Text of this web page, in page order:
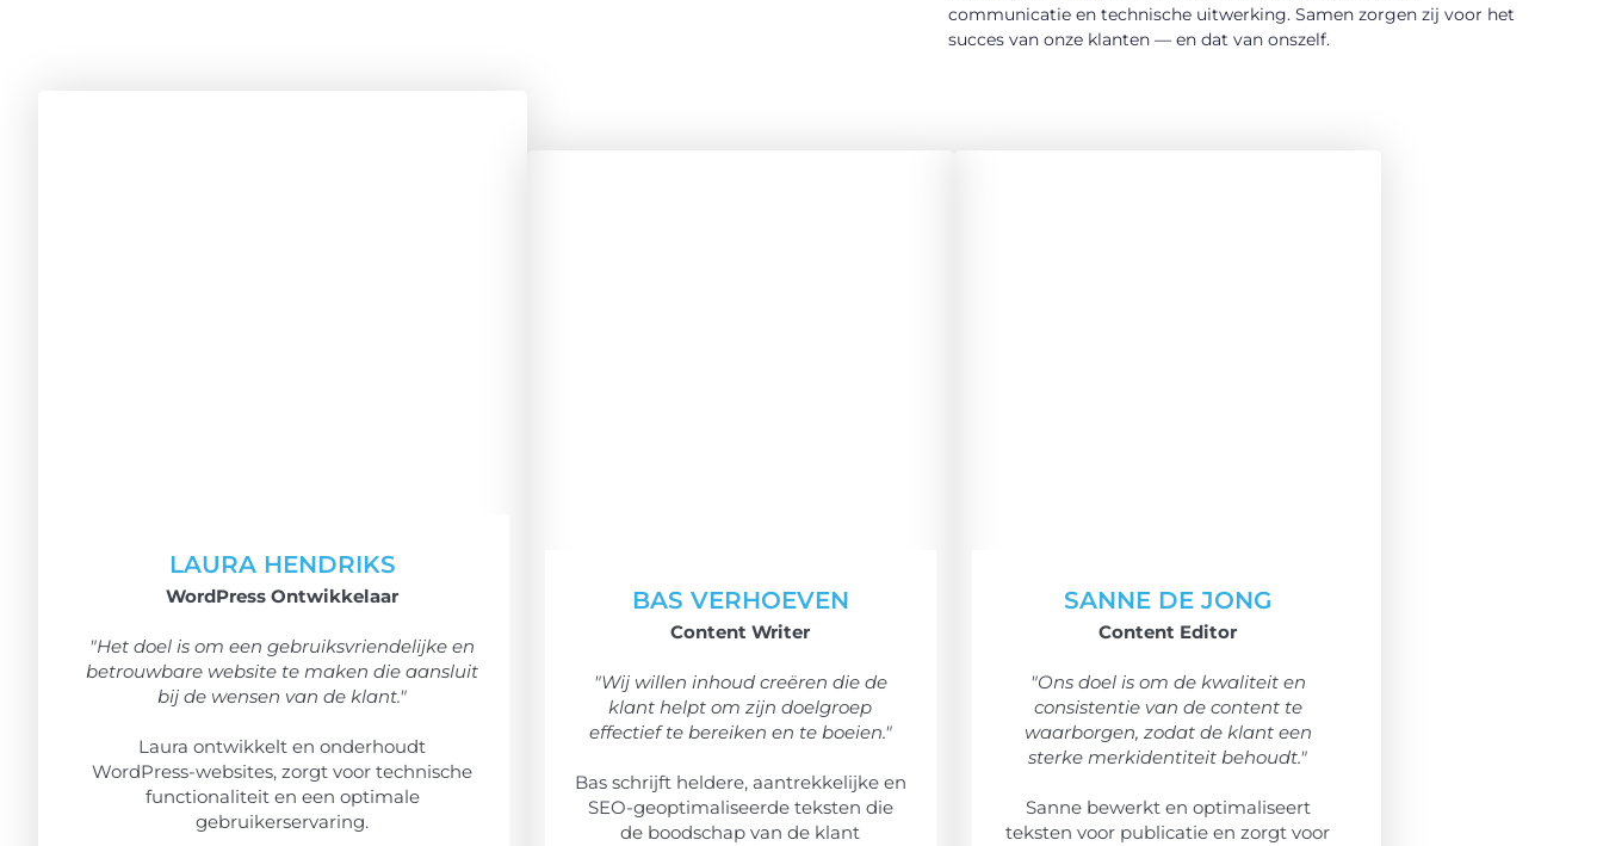
communicatie en technische uitwerking. Samen zorgen zij voor het
succes van onze klanten — en dat van onszelf.
LAURA HENDRIKS
WordPress Ontwikkelaar
"Het doel is om een gebruiksvriendelijke en
betrouwbare website te maken die aansluit
bij de wensen van de klant."
Laura ontwikkelt en onderhoudt
WordPress-websites, zorgt voor technische
functionaliteit en een optimale
gebruikerservaring.
BAS VERHOEVEN
Content Writer
"Wij willen inhoud creëren die de
klant helpt om zijn doelgroep
effectief te bereiken en te boeien."
Bas schrijft heldere, aantrekkelijke en
SEO-geoptimaliseerde teksten die
de boodschap van de klant
SANNE DE JONG
Content Editor
"Ons doel is om de kwaliteit en
consistentie van de content te
waarborgen, zodat de klant een
sterke merkidentiteit behoudt."
Sanne bewerkt en optimaliseert
teksten voor publicatie en zorgt voor